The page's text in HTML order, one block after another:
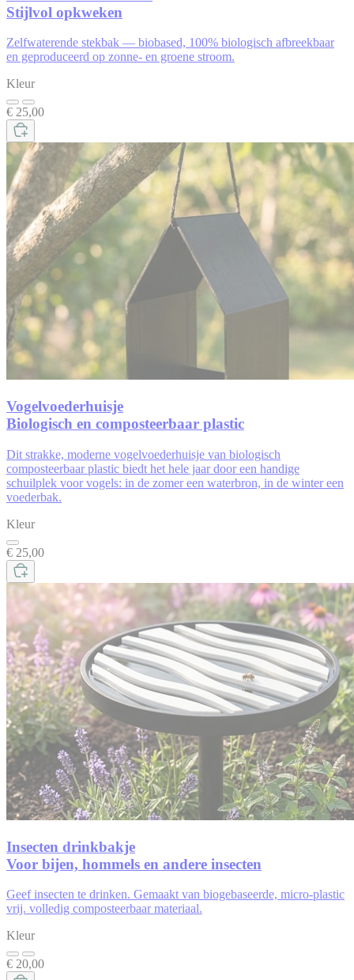
Stijlvol opkweken
Zelfwaterende stekbak — biobased, 100% biologisch afbreekbaar
en geproduceerd op zonne- en groene stroom.
Kleur
€ 25,00
Vogelvoederhuisje
Biologisch en composteerbaar plastic
Dit strakke, moderne vogelvoederhuisje van biologisch
composteerbaar plastic biedt het hele jaar door een handige
schuilplek voor vogels: in de zomer een waterbron, in de winter een
voederbak.
Kleur
€ 25,00
Insecten drinkbakje
Voor bijen, hommels en andere insecten
Geef insecten te drinken. Gemaakt van biogebaseerde, micro-plastic
vrij. volledig composteerbaar materiaal.
Kleur
€ 20,00